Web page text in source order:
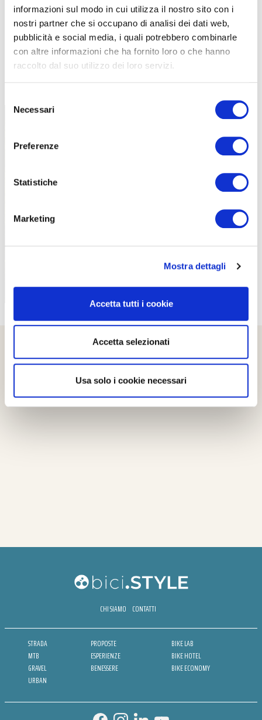
informazioni sul modo in cui utilizza il nostro sito con i
nostri partner che si occupano di analisi dei dati web,
pubblicità e social media, i quali potrebbero combinarle
con altre informazioni che ha fornito loro o che hanno
raccolto dal suo utilizzo dei loro servizi.
delNecessari
Preferenze
Statistiche
Marketing
Mostra dettagli
Accetta tutti i cookie
Accetta selezionati
Usa solo i cookie necessari
TUTTE LE CATEGORIE DEL MAGAZINE
CHI SIAMO CONTATTI
STRADA
MTB
GRAVEL
URBAN
PROPOSTE
ESPERIENZE
BENESSERE
BIKE LAB
BIKE HOTEL
BIKE ECONOMY